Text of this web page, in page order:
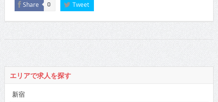
Share 0 Tweet
エリアで求人を探す
新宿